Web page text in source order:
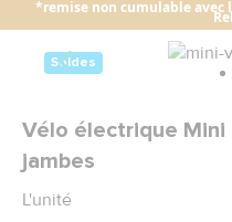
*remise non cumulable avec
Soldes
Vélo électrique Mini
jambes
L'unité